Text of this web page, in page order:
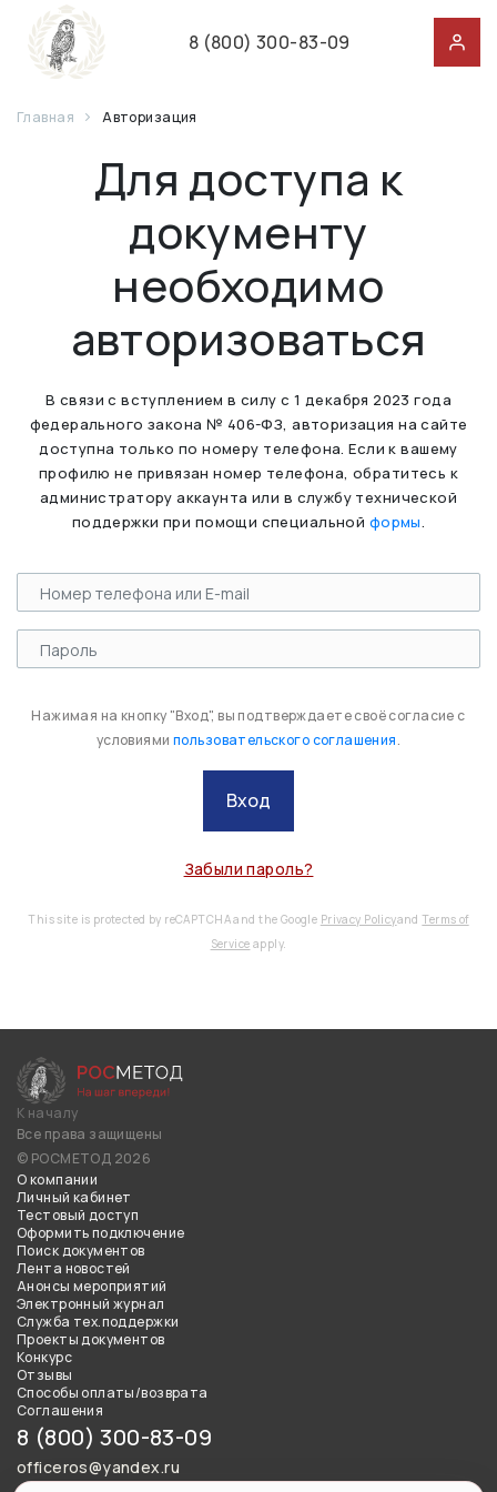
8 (800) 300-83-09
Главная Авторизация
Для доступа к
документу
необходимо
авторизоваться
В связи с вступлением в силу с 1 декабря 2023 года
федерального закона № 406-ФЗ, авторизация на сайте
доступна только по номеру телефона. Если к вашему
профилю не привязан номер телефона, обратитесь к
администратору аккаунта или в службу технической
поддержки при помощи специальной формы.
Нажимая на кнопку "Вход", вы подтверждаете своё согласие с
условиями пользовательского соглашения.
Вход
Забыли пароль?
This site is protected by reCAPTCHA and the Google Privacy PolicyandTerms of
Service apply.
К началу
Все права защищены
© РОСМЕТОД 2026
О компании
Личный кабинет
Тестовый доступ
Оформить подключение
Поиск документов
Лента новостей
Анонсы мероприятий
Электронный журнал
Служба тех.поддержки
Проекты документов
Конкурс
Отзывы
Способы оплаты/возврата
Соглашения
8 (800) 300-83-09
officeros@yandex.ru